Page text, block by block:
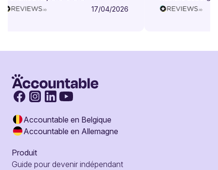
17/04/2026
Accountable en Belgique
Accountable en Allemagne
Produit
Guide pour devenir indépendant